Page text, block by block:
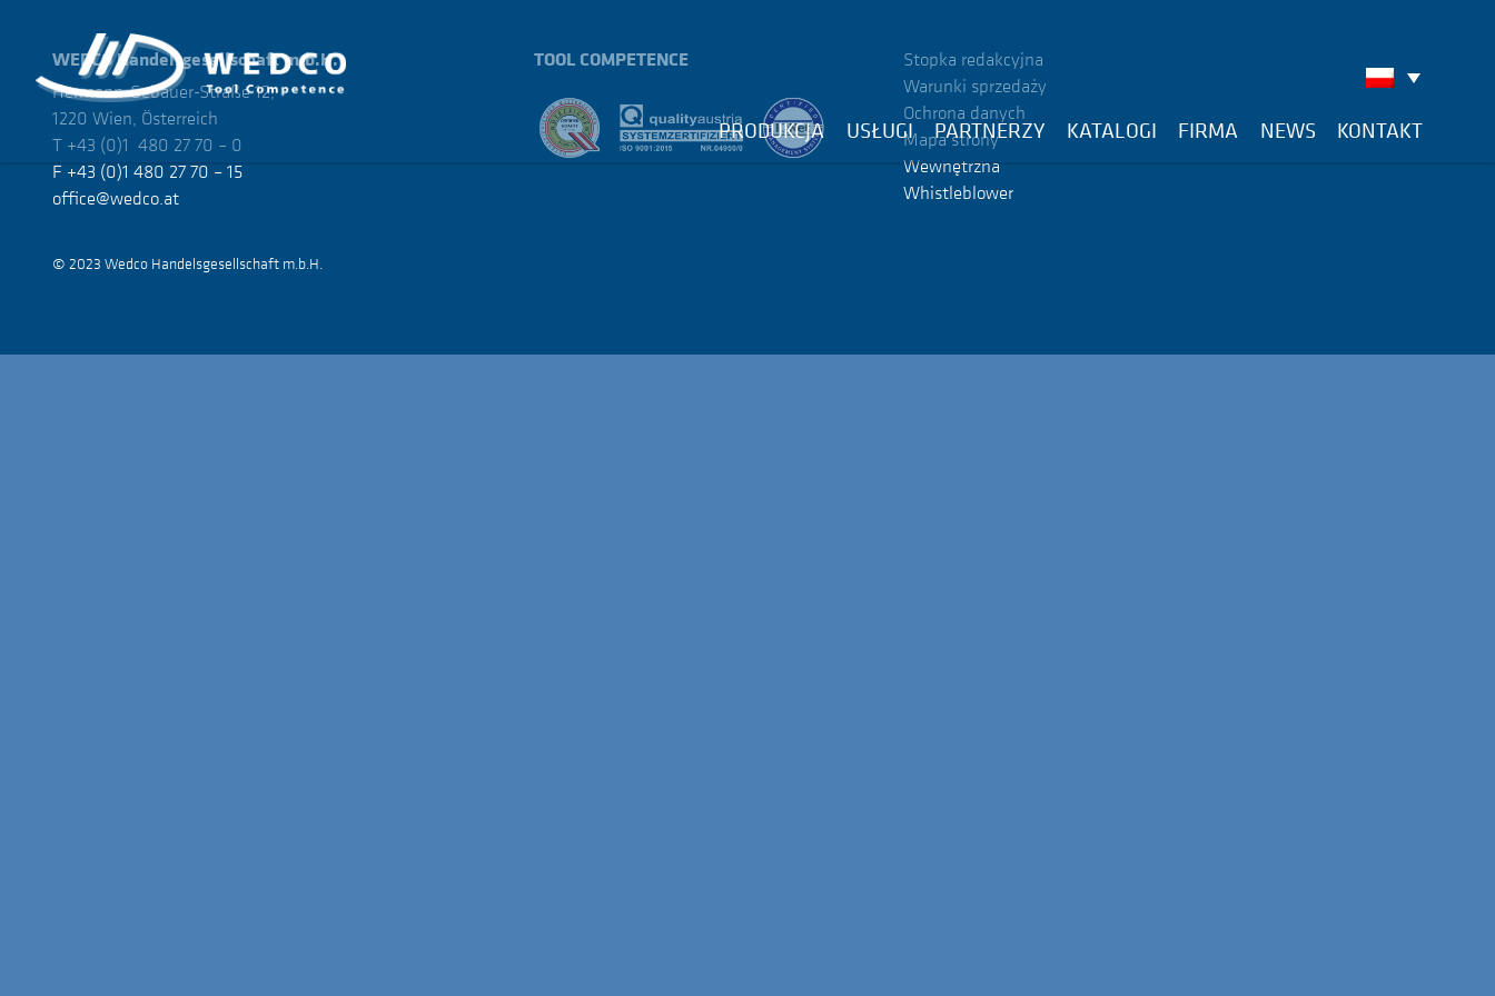
PRODUKCJA USŁUGI PARTNERZY KATALOGI FIRMA NEWS KONTAKT
WEDCOHandelsgesellschaft m.b.H.
Hermann-Gebauer-Straße 12,
1220 Wien, Österreich
T +43 (0)1 480 27 70 – 0
F +43 (0)1 480 27 70 – 15
office@wedco.at
© 2023 Wedco Handelsgesellschaft m.b.H.
TOOL COMPETENCE
Stopka redakcyjna
Warunki sprzedaży
Ochrona danych
Mapa strony
Wewnętrzna
Whistleblower